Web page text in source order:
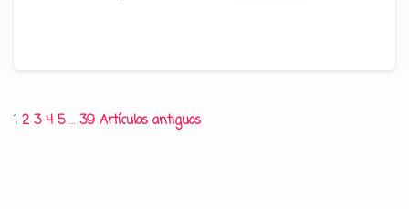
Paginación
1 2 3 4 5 … 39 Artículos antiguos